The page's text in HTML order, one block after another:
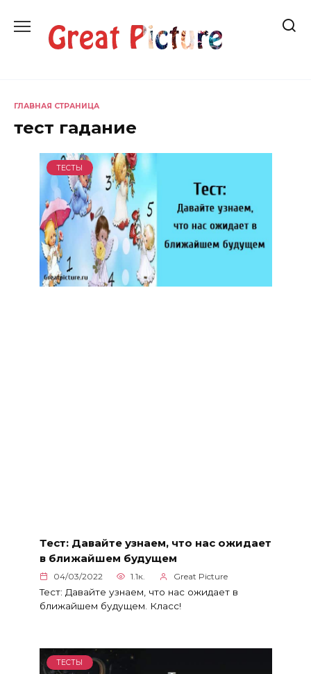
содержанию
ГЛАВНАЯ СТРАНИЦА
тест гадание
ТЕСТЫ
Тест: Давайте узнаем, что нас ожидает
в ближайшем будущем
04/03/2022 1.1к. Great Picture
Тест: Давайте узнаем, что нас ожидает в
ближайшем будущем. Класс!
ТЕСТЫ